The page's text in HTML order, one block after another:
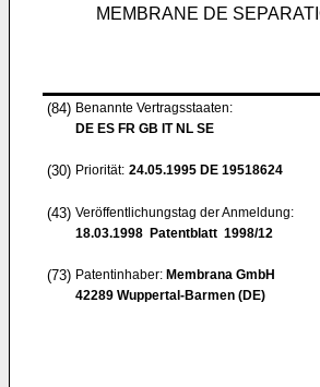
MEMBRANE DE
(84) Benannte Vertragsstaaten:
DE ES FR GB IT NL SE
(30) Priorität: 24.05.1995 DE 19518624
(43) Veröffentlichungstag der Anmeldung:
18.03.1998 Patentblatt 1998/12
(73) Patentinhaber: Membrana GmbH
42289 Wuppertal-Barmen (DE)